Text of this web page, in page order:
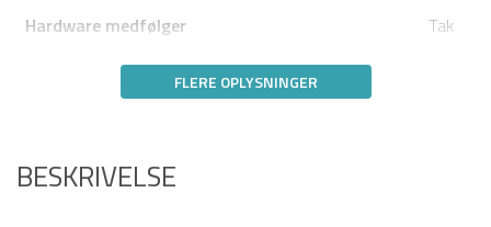
Hardware medfølger
Tak
FLERE OPLYSNINGER
BESKRIVELSE